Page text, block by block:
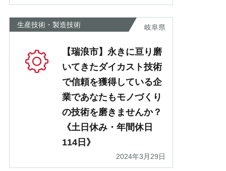
生産技術・製造技術 岐阜県
【瑞浪市】永きに亘り磨
いてきたダイカスト技術
で信頼を獲得している企
業であなたもモノづくり
の技術を磨きませんか？
《土日休み・年間休日
114日》
2024年3月29日